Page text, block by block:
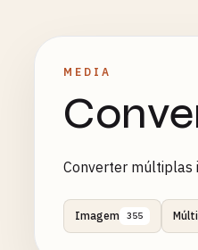
MEDIA
Converter múltiplas
Imagem 355